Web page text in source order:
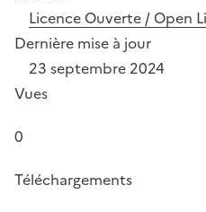
Licence Ouverte / Open
Dernière mise à jour
23 septembre 2024
Vues
0
Téléchargements